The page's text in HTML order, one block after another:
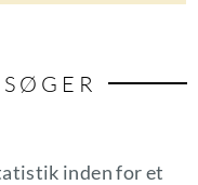
inden for et